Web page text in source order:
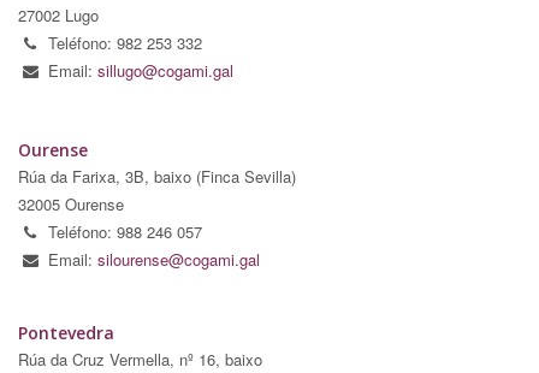
27002 Lugo
Teléfono: 982 253 332
Email: sillugo@cogami.gal
Ourense
Rúa da Farixa, 3B, baixo (Finca Sevilla)
32005 Ourense
Teléfono: 988 246 057
Email: silourense@cogami.gal
Pontevedra
Rúa da Cruz Vermella, nº 16, baixo